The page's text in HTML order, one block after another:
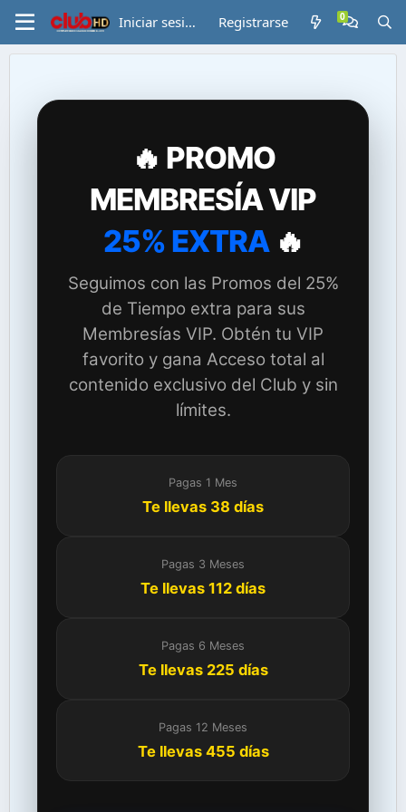
Iniciar sesión Registrarse
🔥 PROMO
MEMBRESÍA VIP
25% EXTRA🔥
Seguimos con las Promos del 25%
de Tiempo extra para sus
Membresías VIP. Obtén tu VIP
favorito y gana Acceso total al
contenido exclusivo del Club y sin
límites.
Pagas 1 Mes
Te llevas 38 días
Pagas 3 Meses
Te llevas 112 días
Pagas 6 Meses
Te llevas 225 días
Pagas 12 Meses
Te llevas 455 días